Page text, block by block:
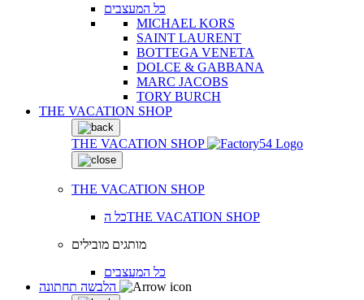
כל המעצבים
MICHAEL KORS
SAINT LAURENT
BOTTEGA VENETA
DOLCE & GABBANA
MARC JACOBS
TORY BURCH
THE VACATION SHOP
THE VACATION SHOP
THE VACATION SHOP
כל הTHE VACATION SHOP
מותגים מובילים
כל המעצבים